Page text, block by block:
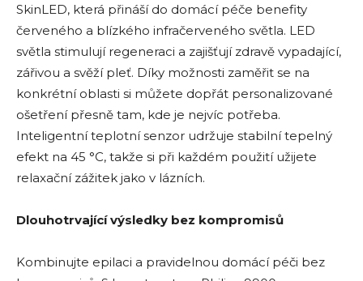
SkinLED, která přináší do domácí péče benefity
červeného a blízkého infračerveného světla. LED
světla stimulují regeneraci a zajišťují zdravě vypadající,
zářivou a svěží pleť. Díky možnosti zaměřit se na
konkrétní oblasti si můžete dopřát personalizované
ošetření přesně tam, kde je nejvíc potřeba.
Inteligentní teplotní senzor udržuje stabilní tepelný
efekt na 45 °C, takže si při každém použití užijete
relaxační zážitek jako v lázních.
Dlouhotrvající výsledky bez kompromisů
Kombinujte epilaci a pravidelnou domácí péči bez